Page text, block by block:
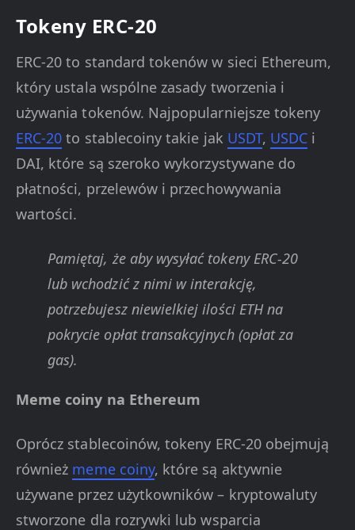
Tokeny ERC-20
ERC-20 to standard tokenów w sieci Ethereum,
który ustala wspólne zasady tworzenia i
używania tokenów. Najpopularniejsze tokeny
ERC-20 to stablecoiny takie jak USDT, USDC i
DAI, które są szeroko wykorzystywane do
płatności, przelewów i przechowywania
wartości.
Pamiętaj, że aby wysyłać tokeny ERC-20
lub wchodzić z nimi w interakcję,
potrzebujesz niewielkiej ilości ETH na
pokrycie opłat transakcyjnych (opłat za
gas).
Meme coiny na Ethereum
Oprócz stablecoinów, tokeny ERC-20 obejmują
również meme coiny, które są aktywnie
używane przez użytkowników – kryptowaluty
stworzone dla rozrywki lub wsparcia